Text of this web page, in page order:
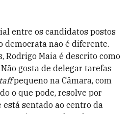
entre os candidatos postos
democrata não é diferente.
Rodrigo Maia é descrito como
gosta de delegar tarefas
pequeno na Câmara, com
o que pode, resolve por
está sentado ao centro da